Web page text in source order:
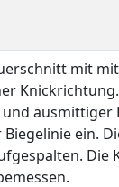
mit
Knickrichtung.
ein.